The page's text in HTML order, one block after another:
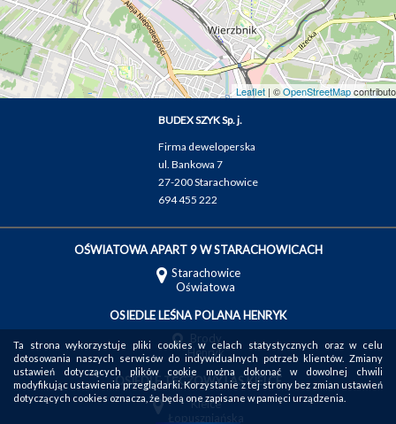
Leaflet | ©OpenStreetMap
BUDEX SZYK Sp. j.
Firma deweloperska
ul. Bankowa 7
27-200 Starachowice
694 455 222
OŚWIATOWA APART 9 W STARACHOWICACH
Starachowice
Oświatowa
OSIEDLE LEŚNA POLANA HENRYK
Henryk
OSIEDLE TĘCZOWY LAS KIELCE
Kielce
Ta strona wykorzystuje pliki cookies w celach statystycznych oraz w celu
dotosowania naszych serwisów do indywidualnych potrzeb klientów. Zmiany
ustawień dotyczących plików cookie można dokonać w dowolnej chwili
modyfikując ustawienia przeglądarki. Korzystanie z tej strony bez zmian ustawień
dotyczących cookies oznacza, że będą one zapisane w pamięci urządzenia.